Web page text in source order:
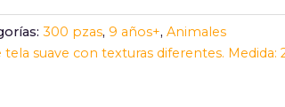
300 pzas, 9 años+, Animales
suave con texturas diferentes. Medida: